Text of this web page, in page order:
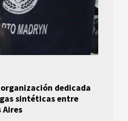
dedicada
sintéticas entre
Aires